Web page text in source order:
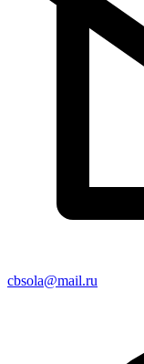
cbsola@mail.ru